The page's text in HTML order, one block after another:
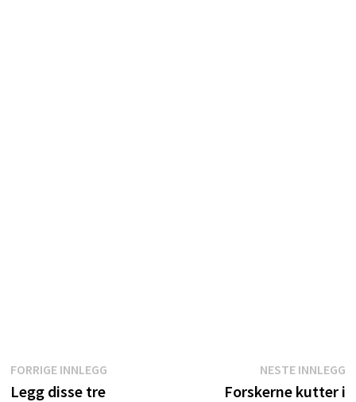
Innleggsnavigasjon
FORRIGE INNLEGGForrige
Legg disse tre
NESTE INNLEGG
Forskerne kutter i